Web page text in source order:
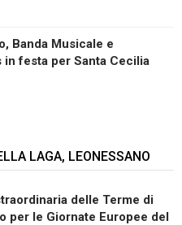
Banda Musicale e
in festa per Santa Cecilia
LAGA, LEONESSANO
delle Terme di
per le Giornate Europee del